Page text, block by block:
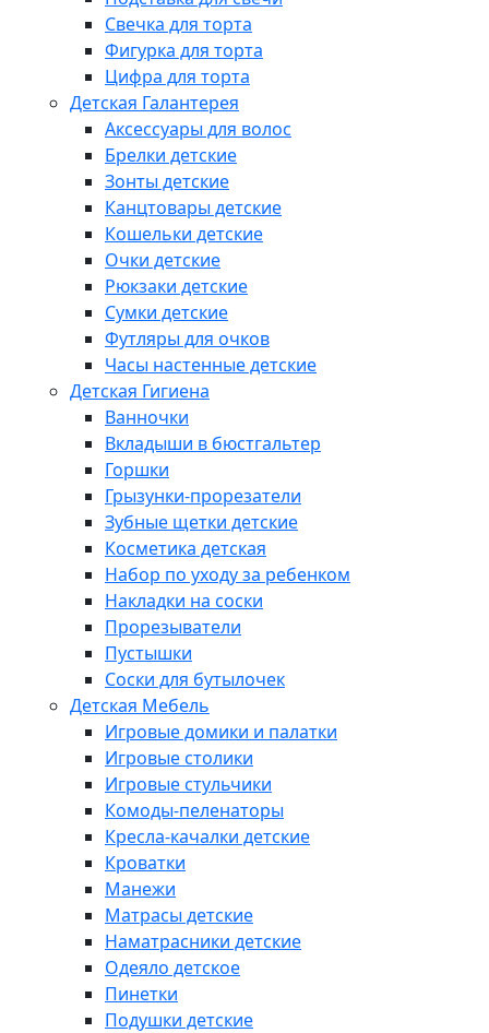
Свечка для торта
Фигурка для торта
Цифра для торта
Детская Галантерея
Аксессуары для волос
Брелки детские
Зонты детские
Канцтовары детские
Кошельки детские
Очки детские
Рюкзаки детские
Сумки детские
Футляры для очков
Часы настенные детские
Детская Гигиена
Ванночки
Вкладыши в бюстгальтер
Горшки
Грызунки-прорезатели
Зубные щетки детские
Косметика детская
Набор по уходу за ребенком
Накладки на соски
Прорезыватели
Пустышки
Соски для бутылочек
Детская Мебель
Игровые домики и палатки
Игровые столики
Игровые стульчики
Комоды-пеленаторы
Кресла-качалки детские
Кроватки
Манежи
Матрасы детские
Наматрасники детские
Одеяло детское
Пинетки
Подушки детские